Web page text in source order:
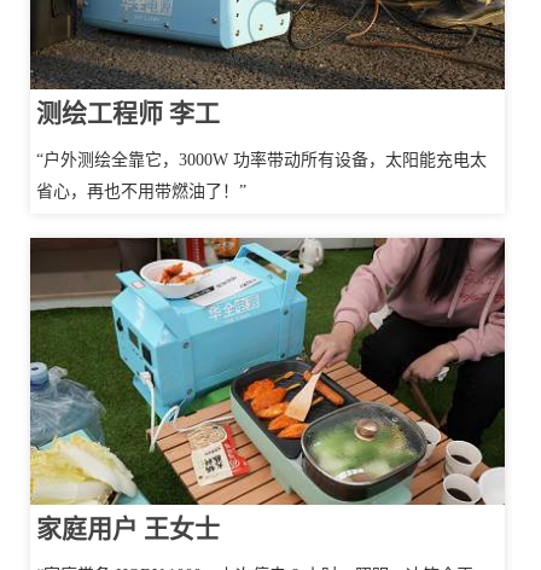
测绘工程师 李工
“户外测绘全靠它，3000W 功率带动所有设备，太阳能充电太
省心，再也不用带燃油了！”
家庭用户 王女士